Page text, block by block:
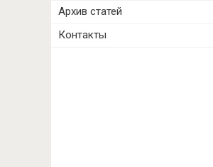
Архив статей
Контакты